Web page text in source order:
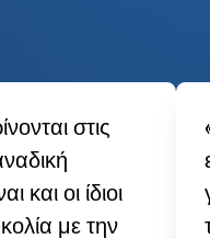
στις
και οι ίδιοι
με την